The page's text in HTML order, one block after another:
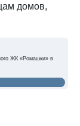
домов,
ЖК «Ромашки» в